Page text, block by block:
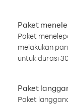
Paket
Paket
melakukan
untuk durasi
Paket
Paket